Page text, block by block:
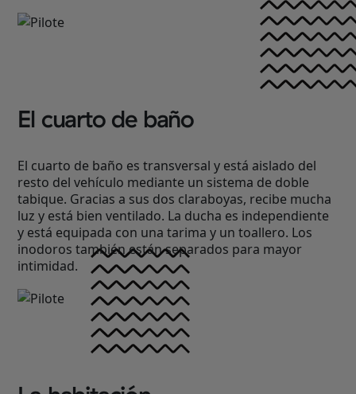
El cuarto de baño
El cuarto de baño es transversal y está aislado del
resto del vehículo mediante un sistema de doble
tabique. Gracias a sus dos claraboyas, recibe mucha
luz y está bien ventilado. La ducha es independiente
y está equipada con una tarima y un toallero. Los
inodoros también están separados para mayor
intimidad.